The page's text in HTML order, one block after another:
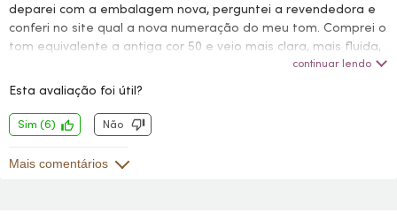
deparei com a embalagem nova, perguntei a revendedora e
conferi no site qual a nova numeração do meu tom. Comprei o
tom equivalente a antiga cor 50 e veio mais clara, mais fluida,
ou seja, sai com mais facilidade, a antiga era meu tom
certinho e essa nova deixou meu rosto amarelado e
craquelado. Não recomendo. Uma pena, pois a antiga era
minha base preferida!
continuar lendo
Esta avaliação foi útil?
Sim (6) Não
Mais comentários